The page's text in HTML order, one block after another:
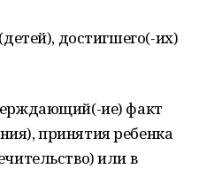
достигшего(-их)
ие) факт
принятия ребенка
или в